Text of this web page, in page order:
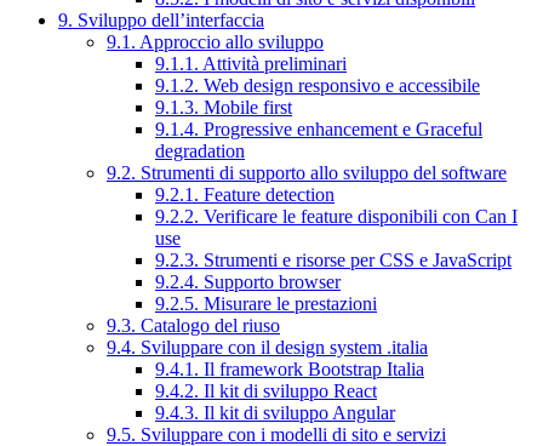
9. Sviluppo dell’interfaccia
9.1. Approccio allo sviluppo
9.1.1. Attività preliminari
9.1.2. Web design responsivo e accessibile
9.1.3. Mobile first
9.1.4. Progressive enhancement e Graceful
degradation
9.2. Strumenti di supporto allo sviluppo del software
9.2.1. Feature detection
9.2.2. Verificare le feature disponibili con Can I
use
9.2.3. Strumenti e risorse per CSS e JavaScript
9.2.4. Supporto browser
9.2.5. Misurare le prestazioni
9.3. Catalogo del riuso
9.4. Sviluppare con il design system .italia
9.4.1. Il framework Bootstrap Italia
9.4.2. Il kit di sviluppo React
9.4.3. Il kit di sviluppo Angular
9.5. Sviluppare con i modelli di sito e servizi